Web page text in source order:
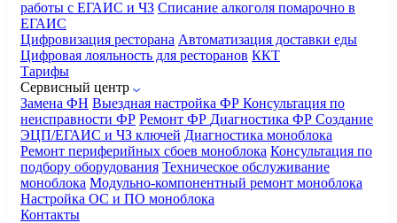
работы с ЕГАИС и ЧЗ Списание алкоголя помарочно в
ЕГАИС
Цифровизация ресторана Автоматизация доставки еды
Цифровая лояльность для ресторанов ККТ
Тарифы
Сервисный центр
Замена ФН Выездная настройка ФР Консультация по
неисправности ФР Ремонт ФР Диагностика ФР Создание
ЭЦП/ЕГАИС и ЧЗ ключей Диагностика моноблока
Ремонт периферийных сбоев моноблока Консультация по
подбору оборудования Техническое обслуживание
моноблока Модульно-компонентный ремонт моноблока
Настройка ОС и ПО моноблока
Контакты